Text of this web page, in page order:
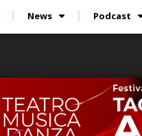
News Podcast